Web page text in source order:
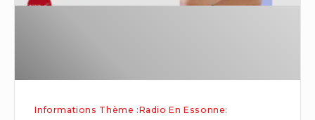
Informations Thème :Radio En Essonne: